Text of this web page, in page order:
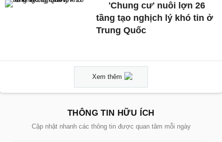
'Chung cư' nuôi lợn 26
tầng tạo nghịch lý khó tin ở
Trung Quốc
Xem thêm
THÔNG TIN HỮU ÍCH
Cập nhật nhanh các thông tin được quan tâm mỗi ngày